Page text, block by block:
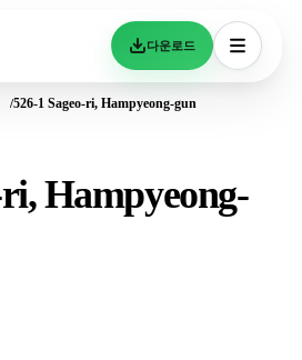
다운로드
526-1 Sageo-ri, Hampyeong-gun
ri, Hampyeong-